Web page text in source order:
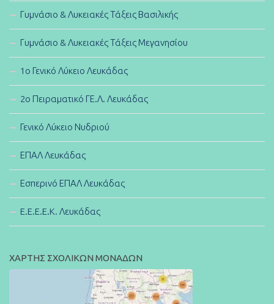
Γυμνάσιο & Λυκειακές Τάξεις Βασιλικής
Γυμνάσιο & Λυκειακές Τάξεις Μεγανησίου
1ο Γενικό Λύκειο Λευκάδας
2ο Πειραματικό ΓΕ.Λ. Λευκάδας
Γενικό Λύκειο Νυδριού
ΕΠΑΛ Λευκάδας
Εσπερινό ΕΠΑΛ Λευκάδας
E.E.E.E.K. Λευκάδας
ΧΑΡΤΗΣ ΣΧΟΛΙΚΩΝ ΜΟΝΑΔΩΝ